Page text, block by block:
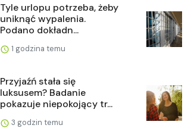
Tyle urlopu potrzeba, żeby
uniknąć wypalenia.
Podano dokładn...
1 godzina temu
Przyjaźń stała się
luksusem? Badanie
pokazuje niepokojący tr...
3 godzin temu